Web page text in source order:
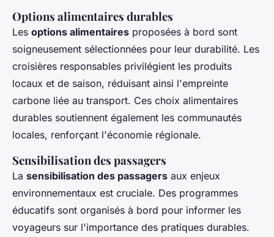
Options alimentaires durables
Les options alimentaires proposées à bord sont
soigneusement sélectionnées pour leur durabilité. Les
croisières responsables privilégient les produits
locaux et de saison, réduisant ainsi l'empreinte
carbone liée au transport. Ces choix alimentaires
durables soutiennent également les communautés
locales, renforçant l'économie régionale.
Sensibilisation des passagers
La sensibilisation des passagers aux enjeux
environnementaux est cruciale. Des programmes
éducatifs sont organisés à bord pour informer les
voyageurs sur l'importance des pratiques durables.